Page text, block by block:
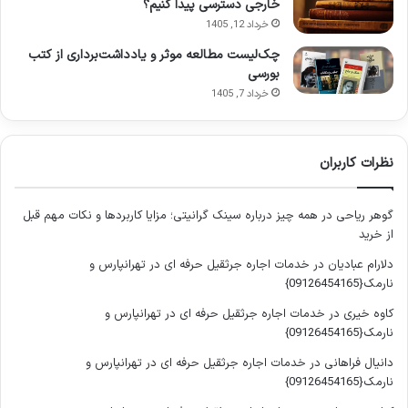
چرا کلان داده ها حیاتی است و این
کتاب چه رویکردی دارد؟
اهمیت روزافزون کلان داده ها در تحولات اخیر فناوری و کسب وکار
غیرقابل انکار است. سازمان ها با حجم عظیمی از داده ها از منابع
مختلف مانند رسانه های اجتماعی، حسگرها، تراکنش های مالی و
داده های اینترنت اشیا روبرو هستند. توانایی جمع آوری، ذخیره
سازی، پردازش و تحلیل این داده های بزرگ، به آن ها این امکان را
می دهد که بینش های ارزشمندی کسب کنند که در گذشته قابل
دستیابی نبودند. این بینش ها می توانند منجر به تصمیم گیری های
بهتر، توسعه محصولات و خدمات نوآورانه، بهینه سازی فرآیندها و در
نهایت، کسب مزیت رقابتی پایدار شوند.
کتابتجزیه و تحلیل کلان داده ها: فناوری های مخرب برای تغییر
بازی
بلکه راهکارهای عملی برای بهره برداری از این پتانسیل را نیز ارائه می
دهد. ساتهی در این اثر، به سؤالات بنیادین بسیاری پاسخ می دهد
خارجی دسترسی پیدا کنیم؟
خرداد 12, 1405
چک‌لیست مطالعه موثر و یادداشت‌برداری از کتب
بورسی
خرداد 7, 1405
نظرات کاربران
گوهر ریاحی در همه چیز درباره سینک گرانیتی؛ مزایا کاربردها و نکات مهم قبل
از خرید
دلارام عبادیان در خدمات اجاره جرثقیل حرفه ای در تهرانپارس و
نارمک{09126454165}
کاوه خیری در خدمات اجاره جرثقیل حرفه ای در تهرانپارس و
نارمک{09126454165}
دانیال فراهانی در خدمات اجاره جرثقیل حرفه ای در تهرانپارس و
نارمک{09126454165}